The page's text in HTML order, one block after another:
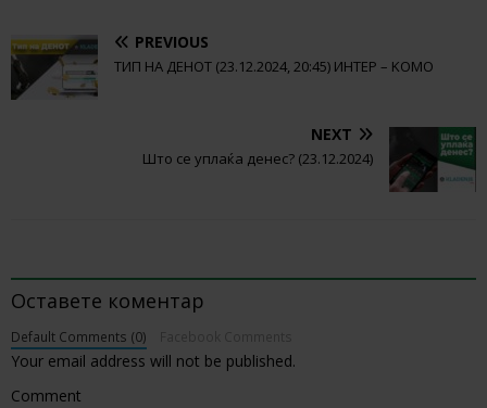
PREVIOUS
ТИП НА ДЕНОТ (23.12.2024, 20:45) ИНТЕР – KOMO
NEXT
Што се уплаќа денес? (23.12.2024)
Оставете коментар
Default Comments (0)
Your email address will not be published.
Comment